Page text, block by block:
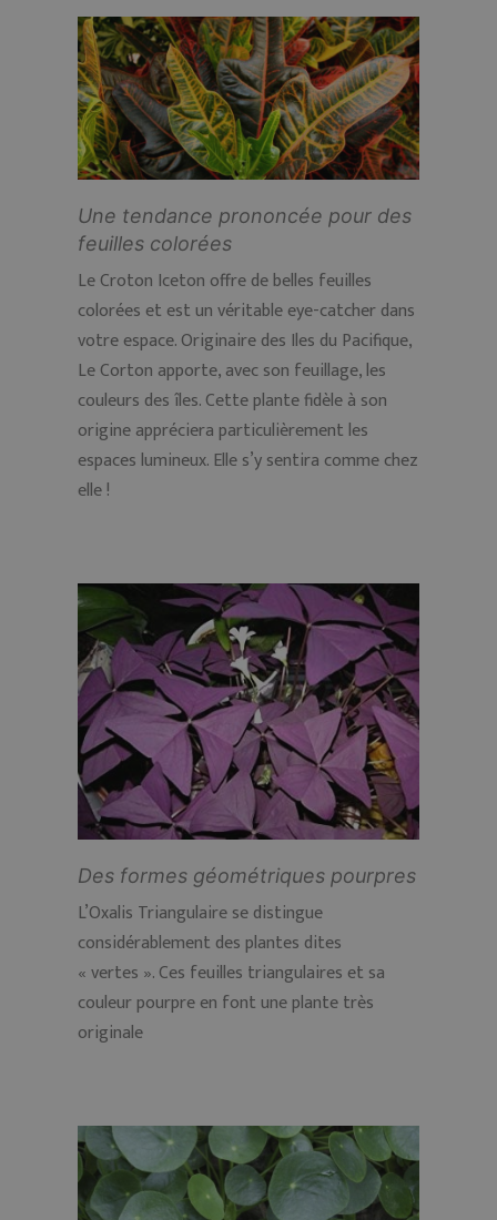
Une tendance prononcée pour des
feuilles colorées
Le Croton Iceton offre de belles feuilles
colorées et est un véritable eye-catcher dans
votre espace. Originaire des Iles du Pacifique,
Le Corton apporte, avec son feuillage, les
couleurs des îles. Cette plante fidèle à son
origine appréciera particulièrement les
espaces lumineux. Elle s’y sentira comme chez
elle !
Des formes géométriques pourpres
L’Oxalis Triangulaire se distingue
considérablement des plantes dites
« vertes ». Ces feuilles triangulaires et sa
couleur pourpre en font une plante très
originale